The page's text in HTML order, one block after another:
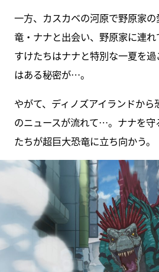
一方、カスカベの河原で野原家
竜・ナナと出会い、野原家に連
すけたちはナナと特別な一夏を
はある秘密が…。
やがて、ディノズアイランドから
のニュースが流れて…。ナナを守
たちが超巨大恐竜に立ち向かう。